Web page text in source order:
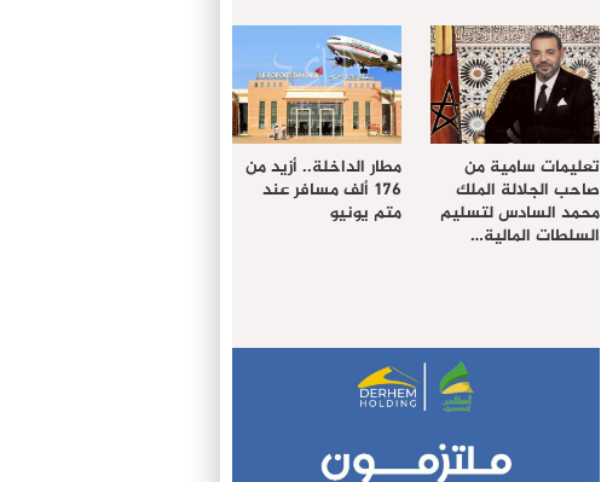
تعليمات سامية من
صاحب الجلالة الملك
محمد السادس لتسليم
السلطات المالية…
مطار الداخلة.. أزيد من
176 ألف مسافر عند
متم يونيو